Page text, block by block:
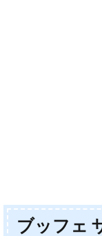
ブッフェ